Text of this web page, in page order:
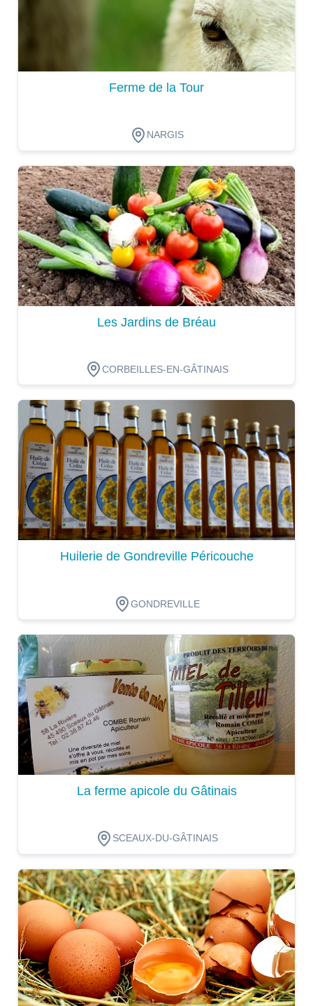
Ferme de la Tour
NARGIS
Dégustation
Les Jardins de Bréau
CORBEILLES-EN-GÂTINAIS
Dégustation
Huilerie de Gondreville Péricouche
GONDREVILLE
Dégustation
La ferme apicole du Gâtinais
SCEAUX-DU-GÂTINAIS
Dégustation